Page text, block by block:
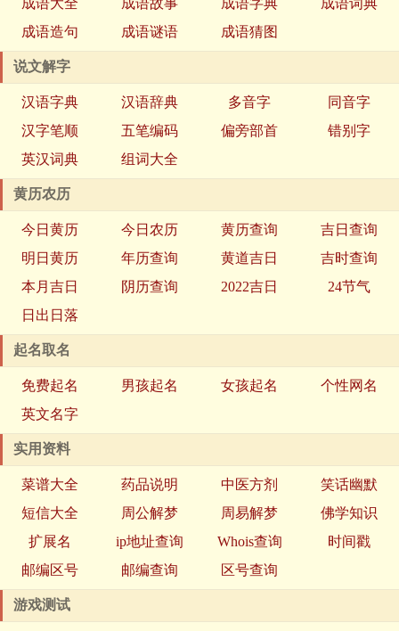
成语大全 成语故事 成语字典
成语词典
成语造句
成语谜语 成语猜图
说文解字
汉语字典 汉语辞典 多音字
同音字
汉字笔顺
五笔编码 偏旁部首
错别字
英汉词典
组词大全
黄历农历
今日黄历 今日农历 黄历查询
吉日查询
明日黄历
年历查询 黄道吉日
吉时查询
本月吉日
阴历查询 2022吉日
24节气
日出日落
起名取名
免费起名 男孩起名 女孩起名
个性网名
英文名字
实用资料
菜谱大全 药品说明 中医方剂
笑话幽默
短信大全
周公解梦 周易解梦
佛学知识
扩展名
ip地址查询 Whois查询
时间戳
邮编区号
邮编查询 区号查询
游戏测试